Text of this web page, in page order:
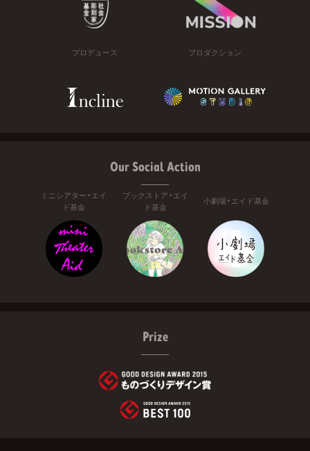
プロデュース プロダクション
Our Social Action
ミニシアター・エイ
ド基金
ブックストア・エイ
ド基金
小劇場・エイド基金
Prize